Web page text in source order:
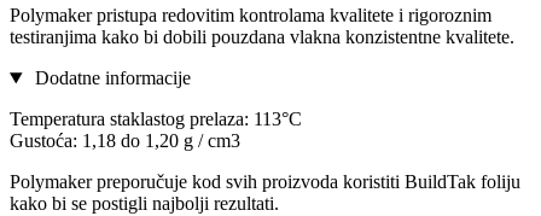
Polymaker pristupa redovitim kontrolama kvalitete i rigoroznim
testiranjima kako bi dobili pouzdana vlakna konzistentne kvalitete.
Dodatne informacije
Temperatura staklastog prelaza: 113°C
Gustoća: 1,18 do 1,20 g / cm3
Polymaker preporučuje kod svih proizvoda koristiti BuildTak foliju
kako bi se postigli najbolji rezultati.